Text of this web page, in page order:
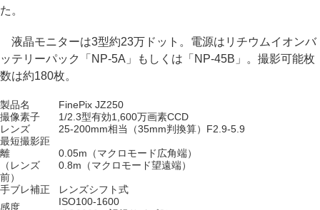
た。
液晶モニターは3型約23万ドット。電源はリチウムイオンバ
ッテリーパック「NP-5A」もしくは「NP-45B」。撮影可能枚
数は約180枚。
製品名
FinePix JZ250
撮像素子
1/2.3型有効1,600万画素CCD
レンズ
25-200mm相当（35mm判換算）F2.9-5.9
最短撮影距
離
（レンズ
前）
0.05m（マクロモード広角端）
0.8m（マクロモード望遠端）
手ブレ補正
レンズシフト式
感度
ISO100-1600